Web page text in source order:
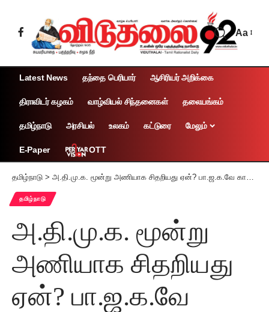
Aa
Latest News தந்தை பெரியார் ஆசிரியர் அறிக்கை
திராவிடர் கழகம் வாழ்வியல் சிந்தனைகள் தலையங்கம்
தமிழ்நாடு அரசியல் உலகம் கட்டுரை மேலும்
E-Paper OTT
தமிழ்நாடு > அ.தி.மு.க. மூன்று அணியாக சிதறியது ஏன்? பா.ஜ.க.வே காரணம் -எழுச்சித் தமிழர் திருமாவளவன் குற்றச்சாட்டு
தமிழ்நாடு
அ.தி.மு.க. மூன்று
அணியாக சிதறியது
ஏன்? பா.ஜ.க.வே